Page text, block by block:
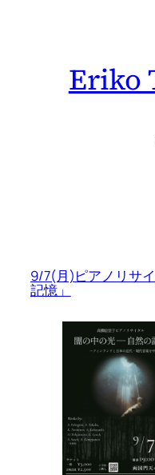
Eriko
9/7(月)ピアノリサ
記憶」